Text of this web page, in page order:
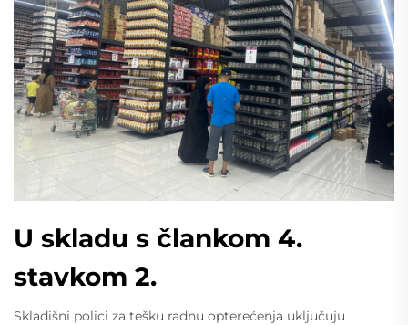
U skladu s člankom 4.
stavkom 2.
Skladišni polici za tešku radnu opterećenja uključuju